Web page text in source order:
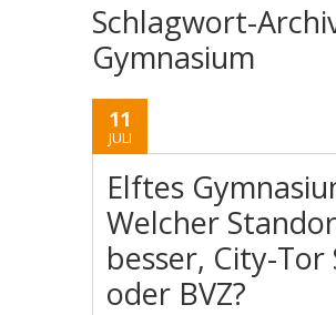
Schlagwort-
Gymnasium
11
JULI
Elftes
Welcher
besser, City-Tor
oder BVZ?